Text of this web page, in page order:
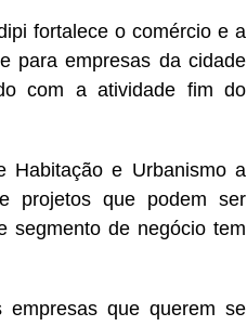
fortalece o comércio e a
para empresas da cidade
com a atividade fim do
Habitação e Urbanismo a
projetos que podem ser
segmento de negócio tem
que querem se